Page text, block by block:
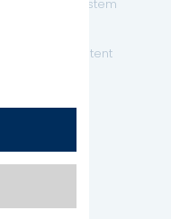
Auffahrwarnsystem
Spurhalteassistent